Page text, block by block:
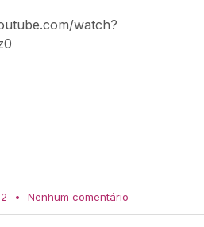
watch?
Nenhum comentário